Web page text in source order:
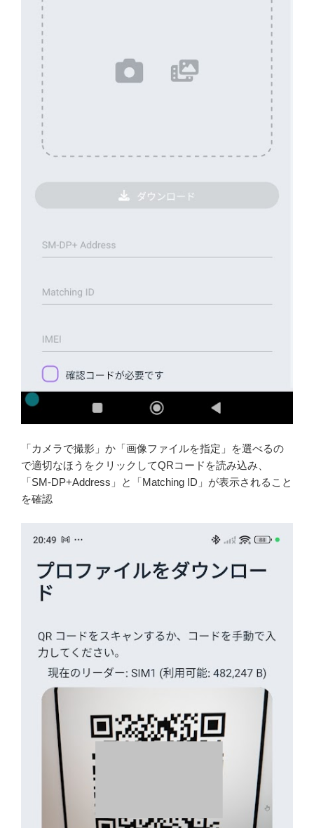
「カメラで撮影」か「画像ファイルを指定」を選べるの
で適切なほうをクリックしてQRコードを読み込み、
「SM-DP+Address」と「Matching ID」が表示されること
を確認